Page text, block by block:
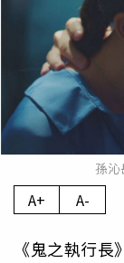
孫沁
A+ A-
《鬼之執行